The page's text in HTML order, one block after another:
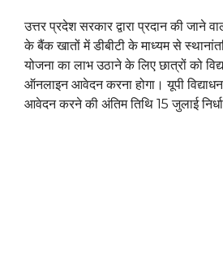
उत्तर प्रदेश सरकार द्वारा प्रदान की जाने
के बैंक खातों में डीबीटी के माध्यम से
योजना का लाभ उठाने के लिए छात्रों को
ऑनलाइन आवेदन करना होगा। यूपी
आवेदन करने की अंतिम तिथि 15 जुलाई